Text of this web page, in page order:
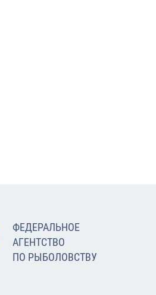
ФЕДЕРАЛЬНОЕ
АГЕНТСТВО
ПО РЫБОЛОВСТВУ